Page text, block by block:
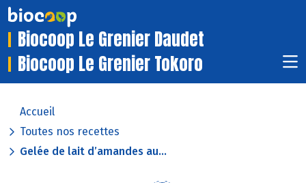
Biocoop Le Grenier Daudet
Biocoop Le Grenier Tokoro
Accueil
Toutes nos recettes
Gelée de lait d’amandes au...